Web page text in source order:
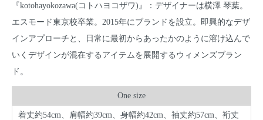
『kotohayokozawa(コトハヨコザワ)』：デザイナーは横澤 琴葉。
エスモード東京校卒業。2015年にブランドを設立。即興的なデザ
インアプローチと、日常に最初からあったかのように溶け込んで
いくデザインが混在するアイテムを展開するウィメンズブラン
ド。
One size
着丈約54cm、肩幅約39cm、身幅約42cm、袖丈約57cm、裄丈